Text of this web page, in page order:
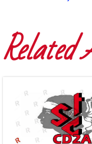
Related